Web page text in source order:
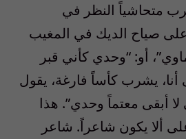
متحاشياً النظر في
على صياح الديك في المغيب
أو: “وحدي كأني قبر
يشرب كأساً فارغة، يقول
أبقى معتماً وحدي”. هذا
ألا يكون شاعراً. شاعر